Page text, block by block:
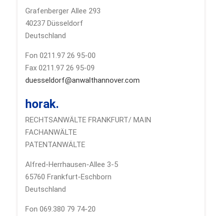
Grafenberger Allee 293
40237 Düsseldorf
Deutschland
Fon 0211.97 26 95-00
Fax 0211.97 26 95-09
duesseldorf@anwalthannover.com
horak.
RECHTSANWÄLTE FRANKFURT/ MAIN
FACHANWÄLTE
PATENTANWÄLTE
Alfred-Herrhausen-Allee 3-5
65760 Frankfurt-Eschborn
Deutschland
Fon 069.380 79 74-20